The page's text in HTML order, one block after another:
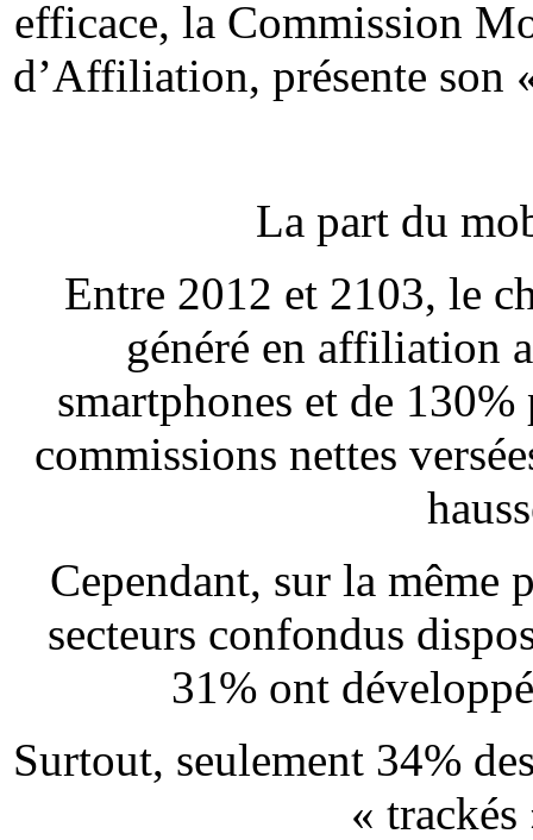
efficace, la Commission
d’Affiliation, présente
La part du
Entre 2012 et 2103, le
généré en affiliation
smartphones et de
commissions nettes
Cependant, sur la même
secteurs confondus
31% ont
Surtout, seulement 34%
«